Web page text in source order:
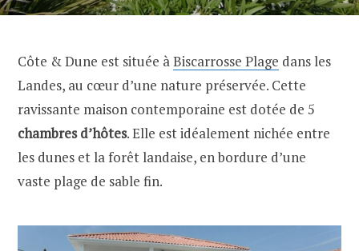
Côte & Dune est située àBiscarrosse Plage dans les
Landes, au cœur d’une nature préservée. Cette
ravissante maison contemporaine est dotée de 5
chambres d’hôtes. Elle est idéalement nichée entre
les dunes et la forêt landaise, en bordure d’une
vaste plage de sable fin.